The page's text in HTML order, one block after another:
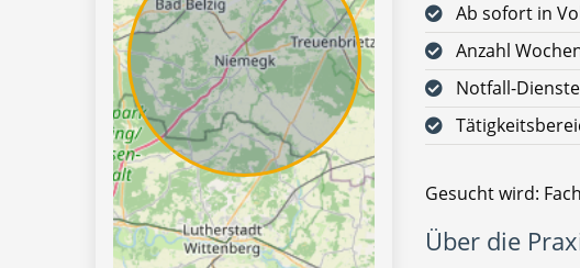
Ab sofort in
Anzahl
Notfall-
Gesucht wird:
Über die